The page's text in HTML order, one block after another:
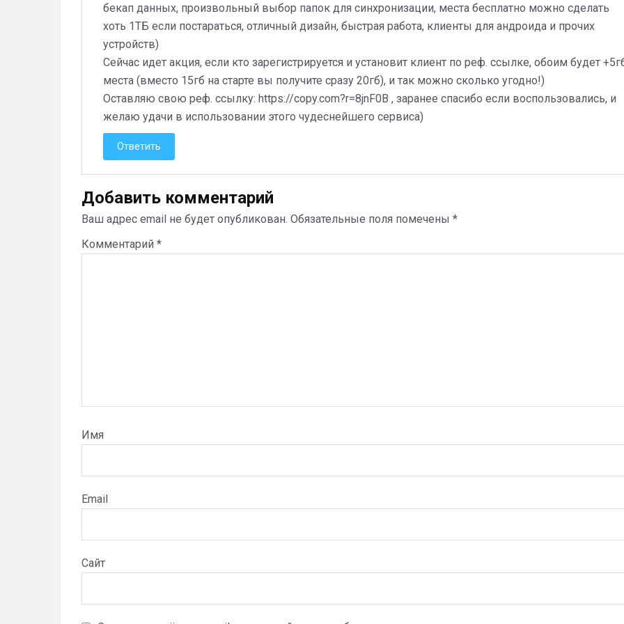
бекап данных, произвольный выбор папок для синхронизации, места бесплатно можно сделать
хоть 1ТБ если постараться, отличный дизайн, быстрая работа, клиенты для андроида и прочих
устройств)
Сейчас идет акция, если кто зарегистрируется и установит клиент по реф. ссылке, обоим будет
места (вместо 15гб на старте вы получите сразу 20гб), и так можно сколько угодно!)
Оставляю свою реф. ссылку: https://copy.com?r=8jnF0B , заранее спасибо если воспользовались, и
желаю удачи в использовании этого чудеснейшего сервиса)
Ответить
Добавить комментарий
Ваш адрес email не будет опубликован. Обязательные поля помечены *
Комментарий *
Имя
Email
Сайт